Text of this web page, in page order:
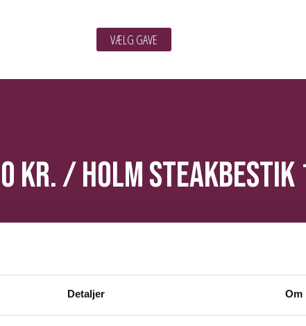
Detaljer Om
VÆLG GAVE
kr./Holm Steakbestik
Holm Steakbestik 16 dele